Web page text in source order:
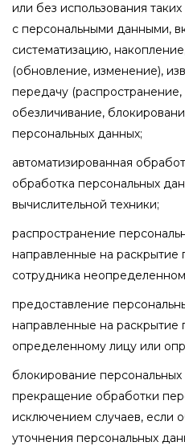
или без использования
с персональными данными,
систематизацию,
(обновление, изменение),
передачу
обезличивание,
персональных данных;
автоматизированная
обработка персональных
вычислительной техники;
распространение
направленные на раскрытие
сотрудника
предоставление
направленные на раскрытие
определенному лицу или
блокирование
прекращение обработки
исключением случаев, если
уточнения персональных